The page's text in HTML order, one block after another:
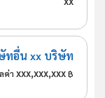
ทอื่น xx บริษัท
ค่า xxx,xxx,xxx ฿